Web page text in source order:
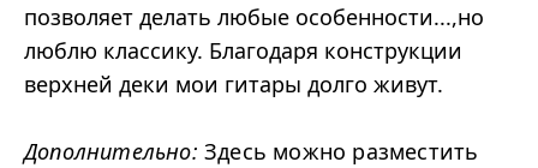
позволяет делать любые особенности...,но
люблю классику. Благодаря конструкции
верхней деки мои гитары долго живут.
Дополнительно: Здесь можно разместить